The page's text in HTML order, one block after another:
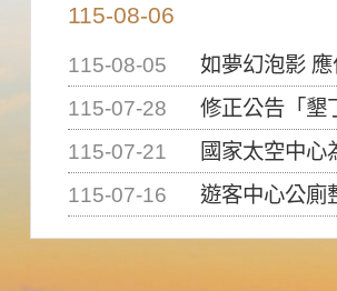
115-08-06
115-08-05
如夢幻泡影
115-07-28
修正公告「墾丁國家公
115-07-21
國家太空中心為辦理
115-07-16
遊客中心公廁